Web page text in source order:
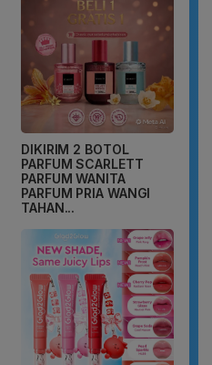
DIKIRIM 2 BOTOL
PARFUM SCARLETT
PARFUM WANITA
PARFUM PRIA WANGI
TAHAN...